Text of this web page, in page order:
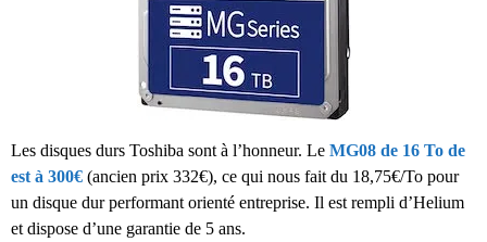
Les disques durs Toshiba sont à l’honneur. Le MG08 de 16 To de
est à 300€ (ancien prix 332€), ce qui nous fait du 18,75€/To pour
un disque dur performant orienté entreprise. Il est rempli d’Helium
et dispose d’une garantie de 5 ans.